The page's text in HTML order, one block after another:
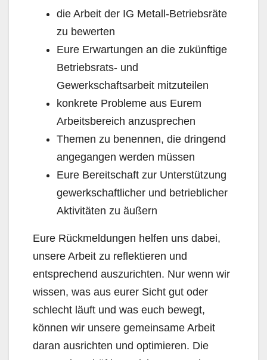
die Arbeit der IG Metall-Betriebsräte
zu bewerten
Eure Erwartungen an die zukünftige
Betriebsrats- und
Gewerkschaftsarbeit mitzuteilen
konkrete Probleme aus Eurem
Arbeitsbereich anzusprechen
Themen zu benennen, die dringend
angegangen werden müssen
Eure Bereitschaft zur Unterstützung
gewerkschaftlicher und betrieblicher
Aktivitäten zu äußern
Eure Rückmeldungen helfen uns dabei,
unsere Arbeit zu reflektieren und
entsprechend auszurichten. Nur wenn wir
wissen, was aus eurer Sicht gut oder
schlecht läuft und was euch bewegt,
können wir unsere gemeinsame Arbeit
daran ausrichten und optimieren. Die